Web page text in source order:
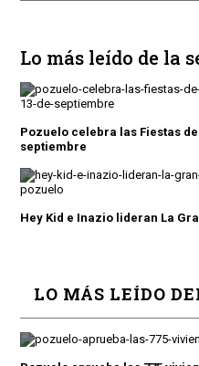
Lo más leído de la
Pozuelo celebra las Fiestas
septiembre
Hey Kid e Inazio lideran La
LO MÁS LEÍDO